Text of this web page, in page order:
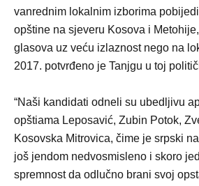
vanrednim lokalnim izborima
opštine na sjeveru Kosova i
glasova uz veću izlaznost nego na
2017. potvrđeno je Tanjgu u toj
“Naši kandidati odneli su ubedljivu
opštiama Leposavić, Zubin Potok,
Kosovska Mitrovica, čime je srpski
još jendom nedvosmisleno i skoro
spremnost da odlučno brani svoj